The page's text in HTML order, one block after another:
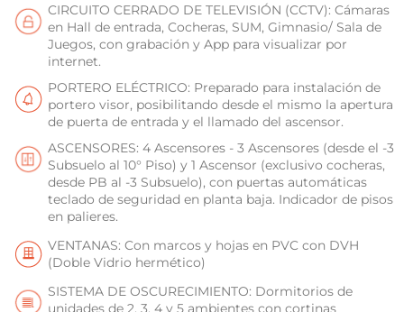
CIRCUITO CERRADO DE TELEVISIÓN (CCTV): Cámaras
en Hall de entrada, Cocheras, SUM, Gimnasio/ Sala de
Juegos, con grabación y App para visualizar por
internet.
PORTERO ELÉCTRICO: Preparado para instalación de
portero visor, posibilitando desde el mismo la apertura
de puerta de entrada y el llamado del ascensor.
ASCENSORES: 4 Ascensores - 3 Ascensores (desde el -3
Subsuelo al 10° Piso) y 1 Ascensor (exclusivo cocheras,
desde PB al -3 Subsuelo), con puertas automáticas
teclado de seguridad en planta baja. Indicador de pisos
en palieres.
VENTANAS: Con marcos y hojas en PVC con DVH
(Doble Vidrio hermético)
SISTEMA DE OSCURECIMIENTO: Dormitorios de
unidades de 2, 3, 4 y 5 ambientes con cortinas